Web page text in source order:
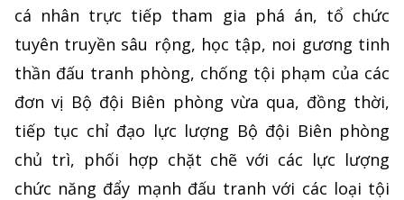
cá nhân trực tiếp tham gia phá án, tổ chức
tuyên truyền sâu rộng, học tập, noi gương tinh
thần đấu tranh phòng, chống tội phạm của các
đơn vị Bộ đội Biên phòng vừa qua, đồng thời,
tiếp tục chỉ đạo lực lượng Bộ đội Biên phòng
chủ trì, phối hợp chặt chẽ với các lực lượng
chức năng đẩy mạnh đấu tranh với các loại tội